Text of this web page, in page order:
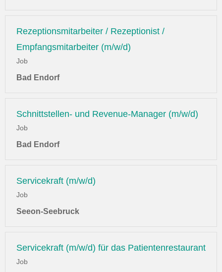
Rezeptionsmitarbeiter / Rezeptionist /
Empfangsmitarbeiter (m/w/d)
Job
Bad Endorf
Schnittstellen- und Revenue-Manager (m/w/d)
Job
Bad Endorf
Servicekraft (m/w/d)
Job
Seeon-Seebruck
Servicekraft (m/w/d) für das Patientenrestaurant
Job